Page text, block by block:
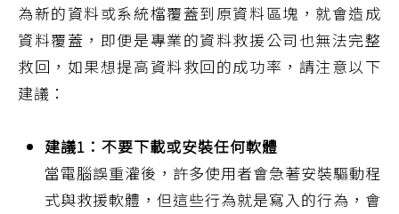
為新的資料或系統檔覆蓋到原資料區塊，就會造成
資料覆蓋，即便是專業的資料救援公司也無法完整
救回，如果想提高資料救回的成功率，請注意以下
建議：
建議1：不要下載或安裝任何軟體
當電腦誤重灌後，許多使用者會急著安裝驅動程
式與救援軟體，但這些行為就是寫入的行為，會